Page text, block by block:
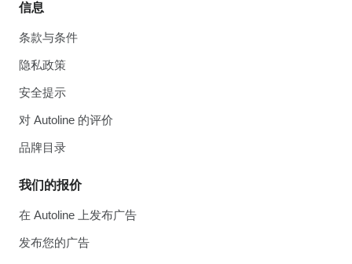
信息
条款与条件
隐私政策
安全提示
对 Autoline 的评价
品牌目录
我们的报价
在 Autoline 上发布广告
发布您的广告